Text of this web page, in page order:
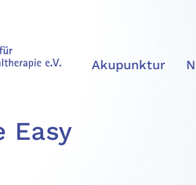
Akupunktur
Easy